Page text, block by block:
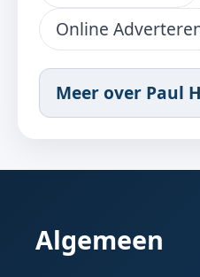
Online
Meer over Paul
Algemeen